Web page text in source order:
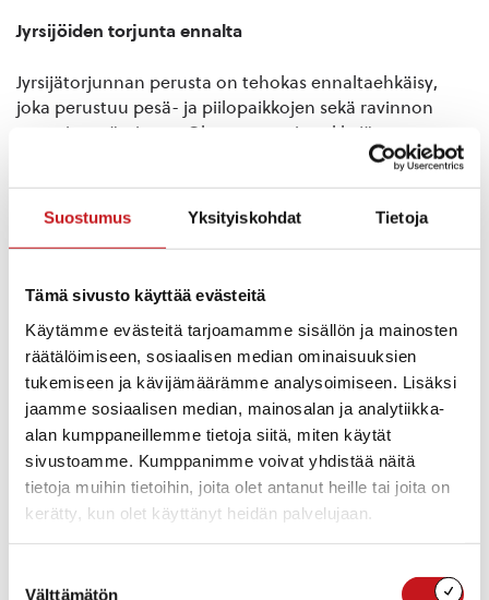
Suostumus Yksityiskohdat Tietoja
Tämä sivusto käyttää evästeitä
Käytämme evästeitä tarjoamamme sisällön ja mainosten
räätälöimiseen, sosiaalisen median ominaisuuksien
tukemiseen ja kävijämäärämme analysoimiseen. Lisäksi
jaamme sosiaalisen median, mainosalan ja analytiikka-
alan kumppaneillemme tietoja siitä, miten käytät
sivustoamme. Kumppanimme voivat yhdistää näitä
tietoja muihin tietoihin, joita olet antanut heille tai joita on
kerätty, kun olet käyttänyt heidän palvelujaan.
Välttämätön
Jyrsijöiden torjunta ennalta
Jyrsijätorjunnan perusta on tehokas ennaltaehkäisy,
joka perustuu pesä- ja piilopaikkojen sekä ravinnon
saannin estämiseen. Ohessa on esimerkkejä
· Varmista, että jäteastiasi ovat ehjiä ja kannet saa
suljettua tiiviisti, jotta eläimet eivät niihin pääse.
· Kompostoi elintarvikejätteitä vain jyrsijäeristetyssä
kompostorissa. Lisäksi kompostoinnissa tulee huolehtia,
että jälkikypsytykseen siirretty komposti on riittävästi
hajonnut.
· Älä hautaa tai heitä ympäristöön esimerkiksi
kalanperkuujätteitä.
· Älä kaada ruokajätteitä viemäriin.
· Pikkulintujen talviruokinta tulee toteuttaa riittävästi
automaatista/lintulaudalta, mihin linnut eivät pääse